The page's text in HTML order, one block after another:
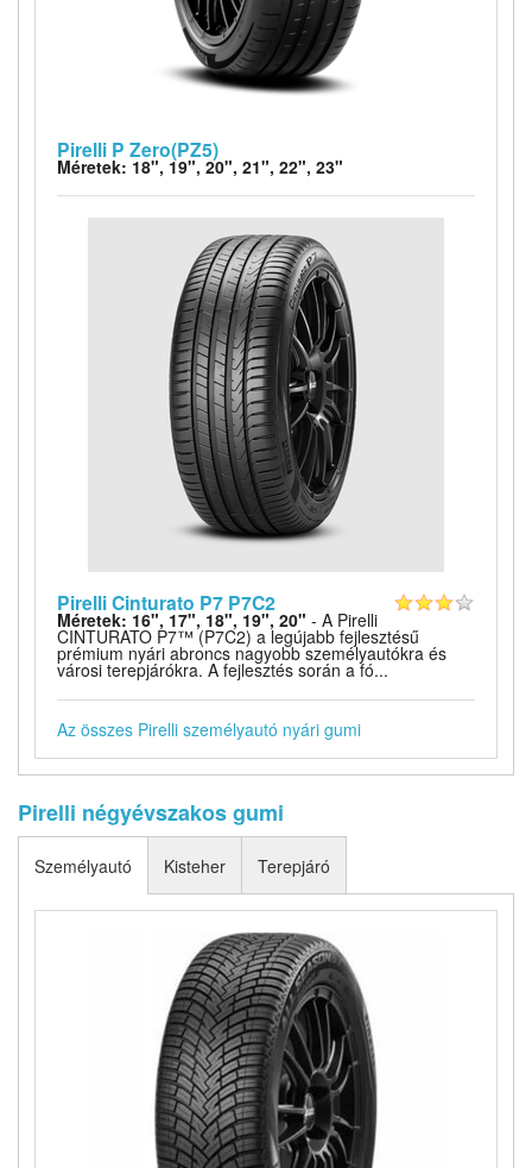
Pirelli P Zero(PZ5)
Méretek: 18", 19", 20", 21", 22", 23"
Pirelli Cinturato P7 P7C2
Méretek: 16", 17", 18", 19", 20" - A Pirelli
CINTURATO P7™ (P7C2) a legújabb fejlesztésű
prémium nyári abroncs nagyobb személyautókra és
városi terepjárókra. A fejlesztés során a fó...
Az összes Pirelli személyautó nyári gumi
Pirelli négyévszakos gumi
Személyautó Kisteher Terepjáró